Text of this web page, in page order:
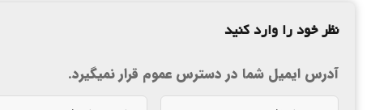
نظر خود را وارد کنید
آدرس ایمیل شما در دسترس عموم قرار نمیگیرد.